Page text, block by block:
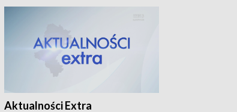
Aktualności Extra